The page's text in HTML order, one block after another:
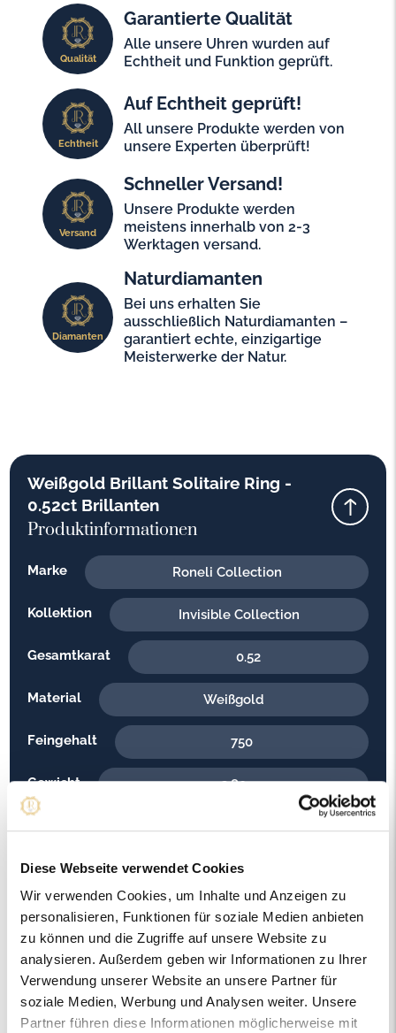
Diese Webseite verwendet Cookies
Wir verwenden Cookies, um Inhalte und Anzeigen zu
personalisieren, Funktionen für soziale Medien anbieten
zu können und die Zugriffe auf unsere Website zu
analysieren. Außerdem geben wir Informationen zu Ihrer
Verwendung unserer Website an unsere Partner für
soziale Medien, Werbung und Analysen weiter. Unsere
Partner führen diese Informationen möglicherweise mit
Qualität
Garantierte Qualität
Alle unsere Uhren wurden auf
Echtheit und Funktion geprüft.
Echtheit
Auf Echtheit geprüft!
All unsere Produkte werden von
unsere Experten überprüft!
Versand
Schneller Versand!
Unsere Produkte werden
meistens innerhalb von 2-3
Werktagen versand.
Diamanten
Naturdiamanten
Bei uns erhalten Sie
ausschließlich Naturdiamanten –
garantiert echte, einzigartige
Meisterwerke der Natur.
Weißgold Brillant Solitaire Ring -
0.52ct Brillanten
Produktinformationen
Marke Roneli Collection
Kollektion Invisible Collection
Gesamtkarat 0.52
Material Weißgold
Feingehalt 750
Gewicht 3.80
G - Feines Weiss
Steinqualität VS2
Edelsteinfarbe Diamant
Ringweite in mm 53
Artikelnummer R15886